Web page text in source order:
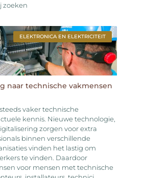
zoeken
ELEKTRONICA EN ELEKTRICITEIT
naar technische vakmensen
vaker technische
kennis. Nieuwe technologie,
zorgen voor extra
binnen verschillende
vinden het lastig om
te vinden. Daardoor
voor mensen met technische